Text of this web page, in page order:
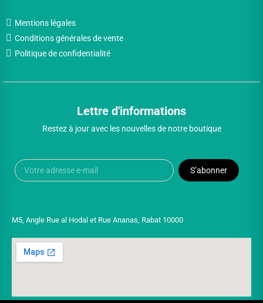
Mentions légales
Conditions générales de vente
Politique de confidentialité
Lettre d'informations
Restez à jour avec les nouvelles de notre boutique
S’abonner
M5, Angle Rue al Hodal et Rue Ananas, Rabat 10000